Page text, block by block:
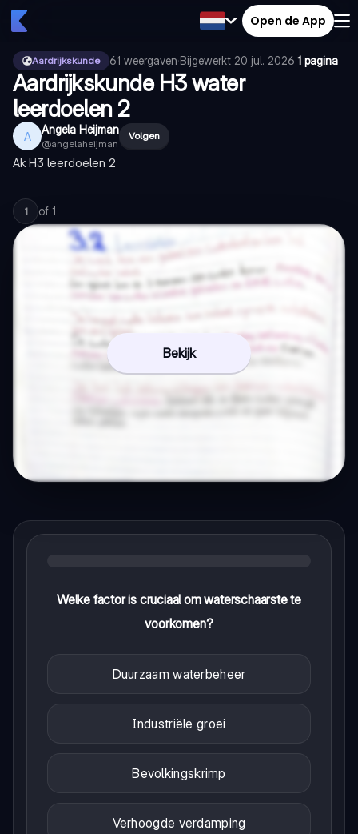
Open de App
Aardrijkskunde 61 weergaven·Bijgewerkt 20 jul. 2026·1 pagina
Aardrijkskunde H3 water
leerdoelen 2
A Angela Heijman
@angelaheijman
Volgen
Ak H3 leerdoelen 2
1 of 1
Bekijk
Welke factor is cruciaal om waterschaarste te
voorkomen?
Duurzaam waterbeheer
Industriële groei
Bevolkingskrimp
Verhoogde verdamping